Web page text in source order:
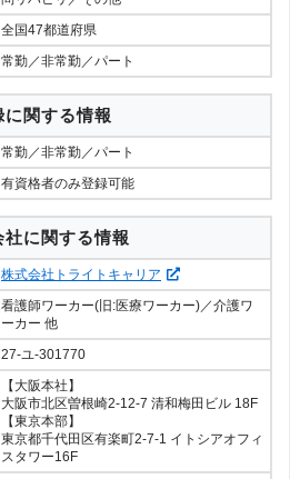
全国47都道府県
常勤／非常勤／パート
に関する情報
常勤／非常勤／パート
有資格者のみ登録可能
社に関する情報
株式会社トライトキャリア
看護師ワーカー(旧:医療ワーカー)／介護ワ
ーカー 他
27-ユ-301770
【大阪本社】
大阪市北区曽根崎2-12-7 清和梅田ビル 18F
【東京本部】
東京都千代田区有楽町2-7-1 イトシアオフィ
スタワー16F